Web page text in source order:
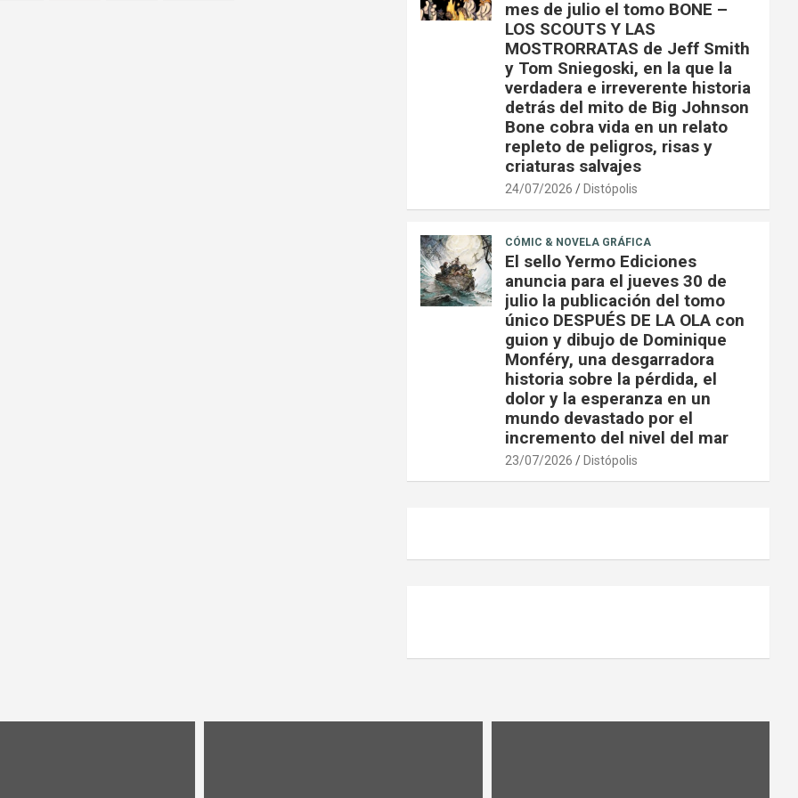
mes de julio el tomo BONE –
LOS SCOUTS Y LAS
MOSTRORRATAS de Jeff Smith
y Tom Sniegoski, en la que la
verdadera e irreverente historia
detrás del mito de Big Johnson
Bone cobra vida en un relato
repleto de peligros, risas y
criaturas salvajes
24/07/2026 Distópolis
CÓMIC & NOVELA GRÁFICA
El sello Yermo Ediciones
anuncia para el jueves 30 de
julio la publicación del tomo
único DESPUÉS DE LA OLA con
guion y dibujo de Dominique
Monféry, una desgarradora
historia sobre la pérdida, el
dolor y la esperanza en un
mundo devastado por el
incremento del nivel del mar
23/07/2026 Distópolis